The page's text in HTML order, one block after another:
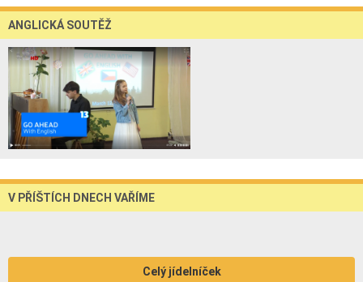
ANGLICKÁ SOUTĚŽ
V PŘÍŠTÍCH DNECH VAŘÍME
Celý jídelníček